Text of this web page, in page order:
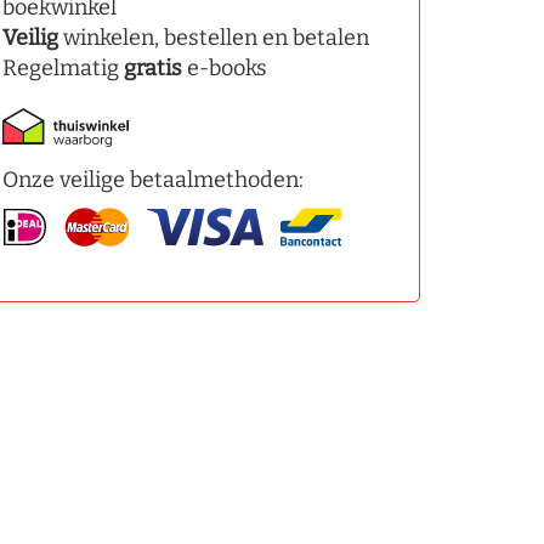
boekwinkel
Veiligwinkelen, bestellen en betalen
Regelmatig gratise-books
Onze veilige betaalmethoden: